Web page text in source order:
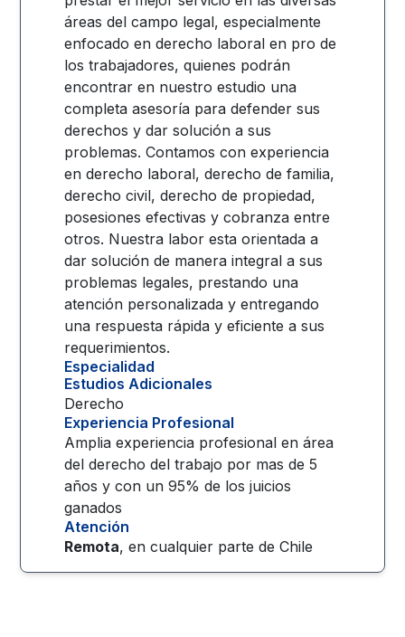
áreas del campo legal, especialmente
enfocado en derecho laboral en pro de
los trabajadores, quienes podrán
encontrar en nuestro estudio una
completa asesoría para defender sus
derechos y dar solución a sus
problemas. Contamos con experiencia
en derecho laboral, derecho de familia,
derecho civil, derecho de propiedad,
posesiones efectivas y cobranza entre
otros. Nuestra labor esta orientada a
dar solución de manera integral a sus
problemas legales, prestando una
atención personalizada y entregando
una respuesta rápida y eficiente a sus
requerimientos.
Especialidad
Estudios Adicionales
Derecho
Experiencia Profesional
Amplia experiencia profesional en área
del derecho del trabajo por mas de 5
años y con un 95% de los juicios
ganados
Atención
Remota, en cualquier parte deChile